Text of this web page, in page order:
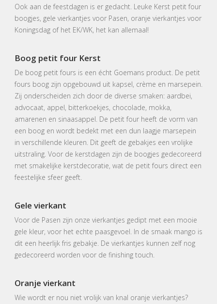
Ook aan de feestdagen is er gedacht. Leuke Kerst petit four
boogjes, gele vierkantjes voor Pasen, oranje vierkantjes voor
Koningsdag of het EK/WK, het kan allemaal!
Boog petit four Kerst
De boog petit fours is een écht Goemans product. De petit
fours boog zijn opgebouwd uit kapsel, crème en marsepein.
Zij onderscheiden zich door de diverse smaken: aardbei,
advocaat, appel, bitterkoekjes, chocolade, mokka,
amarenen en sinaasappel. De petit four heeft de vorm van
een boog en wordt bedekt met een dun laagje marsepein
in verschillende kleuren. Dit geeft de gebakjes een vrolijke
uitstraling. Voor de kerstdagen zijn de boogjes gedecoreerd
met smakelijke kerstdecoratie, wat de petit fours direct een
feestelijke sfeer geeft.
Gele vierkant
Voor de Pasen zijn onze vierkantjes gedipt met een mooie
gele kleur, voor het echte paasgevoel. In de smaak mango is
dit een heerlijk fris gebakje. De vierkantjes kunnen zelf nog
gedecoreerd worden voor de finishing touch.
Oranje vierkant
Wie wordt er nou niet vrolijk van knal oranje vierkantjes?